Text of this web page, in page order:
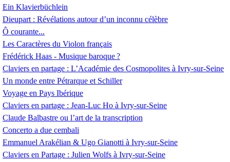
Ein Klavierbüchlein
Dieupart : Révélations autour d’un inconnu célèbre
Ô courante...
Les Caractères du Violon français
Frédérick Haas - Musique baroque?
Claviers en partage : L’Académie des Cosmopolites à Ivry-sur-Seine
Un monde entre Pétrarque et Schiller
Voyage en Pays Ibérique
Claviers en partage : Jean-Luc Ho à Ivry-sur-Seine
Claude Balbastre ou l’art de la transcription
Concerto a due cembali
Emmanuel Arakélian & Ugo Gianotti à Ivry-sur-Seine
Claviers en Partage : Julien Wolfs à Ivry-sur-Seine